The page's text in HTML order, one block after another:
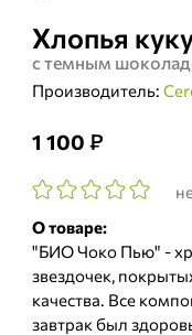
Хлопья
с темным
Производитель:
1 100 ₽
О товаре:
"БИО Чоко Пью" -
звездочек,
качества. Все
завтрак был